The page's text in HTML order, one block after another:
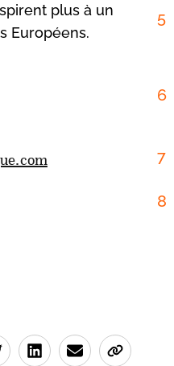
plus à un
Européens.
5
6
7
8